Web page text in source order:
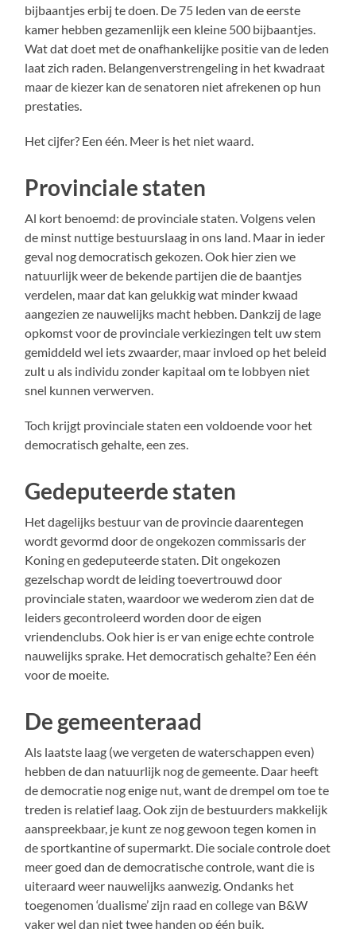
bijbaantjes erbij te doen. De 75 leden van de eerste
kamer hebben gezamenlijk een kleine 500 bijbaantjes.
Wat dat doet met de onafhankelijke positie van de leden
laat zich raden. Belangenverstrengeling in het kwadraat
maar de kiezer kan de senatoren niet afrekenen op hun
prestaties.
Het cijfer? Een één. Meer is het niet waard.
Provinciale staten
Al kort benoemd: de provinciale staten. Volgens velen
de minst nuttige bestuurslaag in ons land. Maar in ieder
geval nog democratisch gekozen. Ook hier zien we
natuurlijk weer de bekende partijen die de baantjes
verdelen, maar dat kan gelukkig wat minder kwaad
aangezien ze nauwelijks macht hebben. Dankzij de lage
opkomst voor de provinciale verkiezingen telt uw stem
gemiddeld wel iets zwaarder, maar invloed op het beleid
zult u als individu zonder kapitaal om te lobbyen niet
snel kunnen verwerven.
Toch krijgt provinciale staten een voldoende voor het
democratisch gehalte, een zes.
Gedeputeerde staten
Het dagelijks bestuur van de provincie daarentegen
wordt gevormd door de ongekozen commissaris der
Koning en gedeputeerde staten. Dit ongekozen
gezelschap wordt de leiding toevertrouwd door
provinciale staten, waardoor we wederom zien dat de
leiders gecontroleerd worden door de eigen
vriendenclubs. Ook hier is er van enige echte controle
nauwelijks sprake. Het democratisch gehalte? Een één
voor de moeite.
De gemeenteraad
Als laatste laag (we vergeten de waterschappen even)
hebben de dan natuurlijk nog de gemeente. Daar heeft
de democratie nog enige nut, want de drempel om toe te
treden is relatief laag. Ook zijn de bestuurders makkelijk
aanspreekbaar, je kunt ze nog gewoon tegen komen in
de sportkantine of supermarkt. Die sociale controle doet
meer goed dan de democratische controle, want die is
uiteraard weer nauwelijks aanwezig. Ondanks het
toegenomen ‘dualisme’ zijn raad en college van B&W
vaker wel dan niet twee handen op één buik.